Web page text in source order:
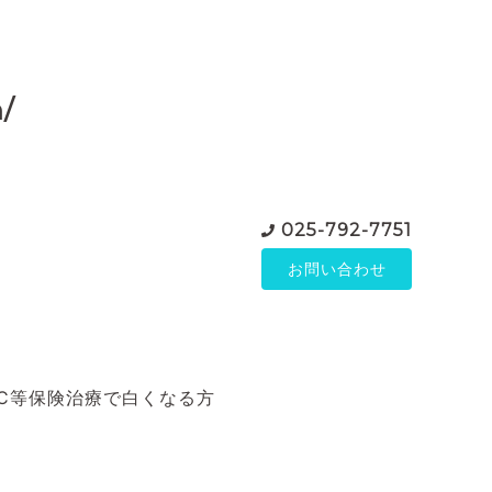
等保険治療で白くなる方
025-792-7751
お問い合わせ